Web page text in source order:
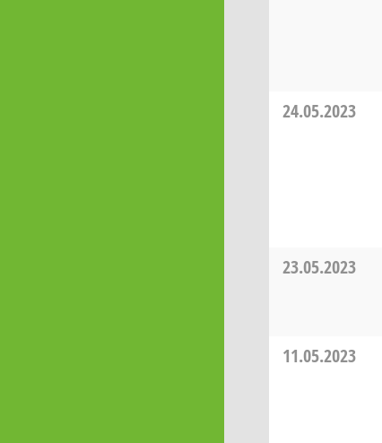
24.05.2023
23.05.2023
11.05.2023